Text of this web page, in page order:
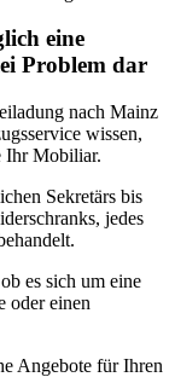
eine
Problem dar
nach Mainz
wissen,
Ihr Mobiliar.
Sekretärs bis
jedes
es sich um eine
oder einen
Angebote für Ihren